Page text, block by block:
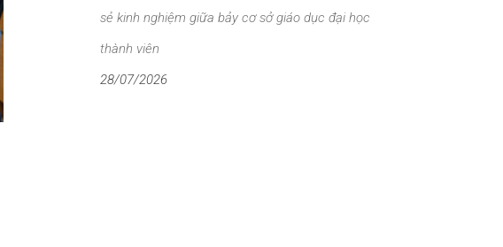
sẻ kinh nghiệm giữa bảy cơ sở giáo dục đại học
thành viên
28/07/2026